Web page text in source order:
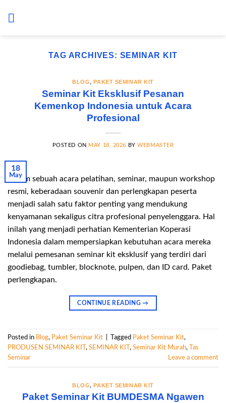
TAG ARCHIVES: SEMINAR KIT
BLOG,PAKET SEMINAR KIT
Seminar Kit Eksklusif Pesanan
Kemenkop Indonesia untuk Acara
Profesional
POSTED ON MAY 18, 2026 BYWEBMASTER
18
May
Dalam sebuah acara pelatihan, seminar, maupun workshop
resmi, keberadaan souvenir dan perlengkapan peserta
menjadi salah satu faktor penting yang mendukung
kenyamanan sekaligus citra profesional penyelenggara. Hal
inilah yang menjadi perhatian Kementerian Koperasi
Indonesia dalam mempersiapkan kebutuhan acara mereka
melalui pemesanan seminar kit eksklusif yang terdiri dari
goodiebag, tumbler, blocknote, pulpen, dan ID card. Paket
perlengkapan.
CONTINUE READING→
Posted in Blog, Paket Seminar Kit Tagged Paket Seminar Kit,
PRODUSEN SEMINAR KIT , SEMINAR KIT , Seminar Kit Murah,
Tas
Seminar
Leave a comment
BLOG,PAKET SEMINAR KIT
Paket Seminar Kit BUMDESMA Ngawen